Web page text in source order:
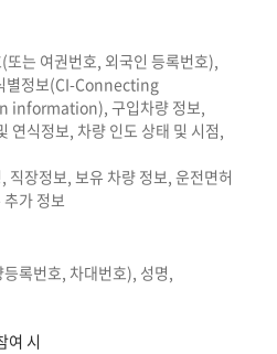
는 여권번호, 외국인 등록번호),
별정보(CI-Connecting
구입차량 정보,
연식정보, 차량 인도 상태 및 시점,
직장정보, 보유 차량 정보, 운전면허
가 정보
록번호, 차대번호), 성명,
여 시